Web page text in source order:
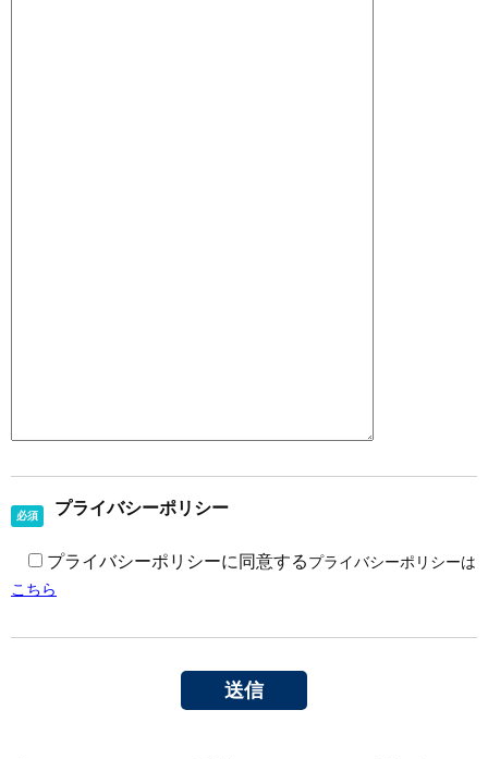
必須 プライバシーポリシー
プライバシーポリシーに同意するプライバシーポリシーは
こちら